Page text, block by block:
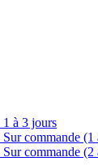
1 à 3 jours
Sur commande (1
Sur commande (2